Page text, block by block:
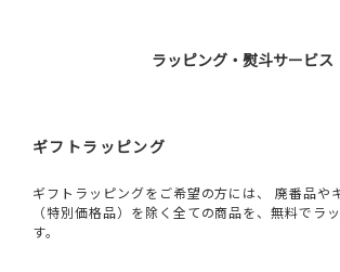
ラッピング・熨斗サービス
ギフトラッピング
ギフトラッピングをご希望の方には、 廃番品や
（特別価格品）を除く全ての商品を、無料でラ
す。